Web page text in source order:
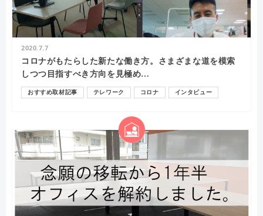
2020.7.7
コロナがもたらした新たな働き方。さまざまな道を模索
しつつ目指すべき方向を見極め…
おすすめ取材記事 テレワーク コロナ インタビュー